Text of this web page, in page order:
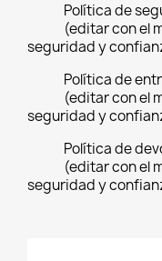
Política de
(editar con el
seguridad y
Política de
(editar con el
seguridad y
Política de
(editar con el
seguridad y